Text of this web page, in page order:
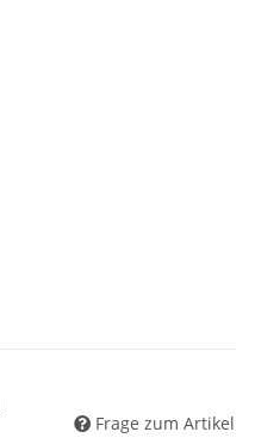
Frage zum Artikel